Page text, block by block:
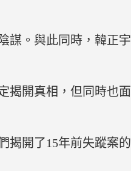
謀。與此同時，韓正宇
揭開真相，但同時也面
揭開了15年前失蹤案的